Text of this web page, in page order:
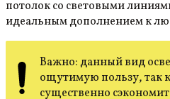
потолок со световыми
идеальным дополнением к
Важно: данный вид
ощутимую пользу, так
существенно